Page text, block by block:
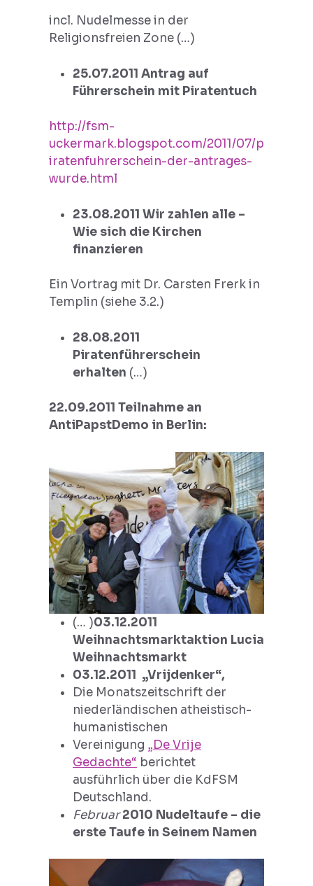
incl. Nudelmesse in der
Religionsfreien Zone (…)
25.07.2011 Antrag auf
Führerschein mit Piratentuch
http://fsm-
uckermark.blogspot.com/2011/07/p
iratenfuhrerschein-der-antrages-
wurde.html
23.08.2011 Wir zahlen alle –
Wie sich die Kirchen
finanzieren
Ein Vortrag mit Dr. Carsten Frerk in
Templin (siehe 3.2.)
28.08.2011
Piratenführerschein
erhalten (…)
22.09.2011 Teilnahme an
AntiPapstDemo in Berlin:
(… )03.12.2011
Weihnachtsmarktaktion Lucia
Weihnachtsmarkt
03.12.2011 „Vrijdenker“,
Die Monatszeitschrift der
niederländischen atheistisch-
humanistischen
Vereinigung „De Vrije
Gedachte“ berichtet
ausführlich über die KdFSM
Deutschland.
Februar2010 Nudeltaufe – die
erste Taufe in Seinem Namen